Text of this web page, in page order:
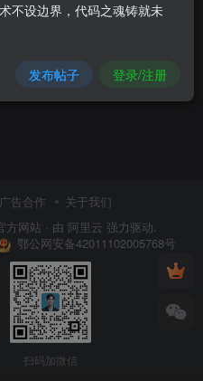
广告合作
关于我们
方网站 · 由 阿里云 强力驱动.
鄂公网安备42011102005768号
扫码加微信
不设边界，代码之魂铸就未
发布帖子 登录/注册